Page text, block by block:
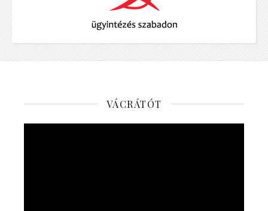
VÁCRÁTÓT